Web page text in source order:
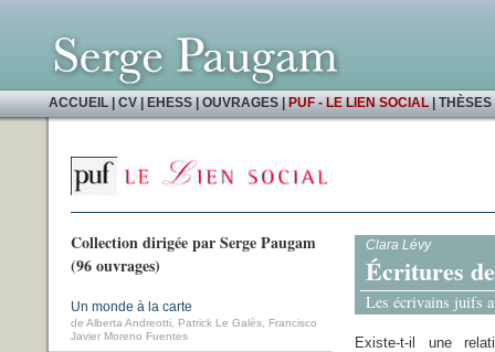
ACCUEIL|CV|EHESS|OUVRAGES|PUF - LE LIEN SOCIAL|THÈSES
Collection dirigée par Serge Paugam
(96 ouvrages)
Un monde à la carte
de Alberta Andreotti, Patrick Le Galès, Francisco
Javier Moreno Fuentes
Clara Lévy
Écritures
Les écrivains juifs
Existe-t-il une